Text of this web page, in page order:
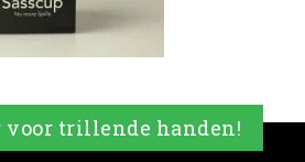
voor trillende handen!